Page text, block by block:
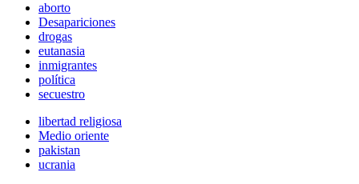
aborto
Desapariciones
drogas
eutanasia
inmigrantes
política
secuestro
libertad religiosa
Medio oriente
pakistan
ucrania